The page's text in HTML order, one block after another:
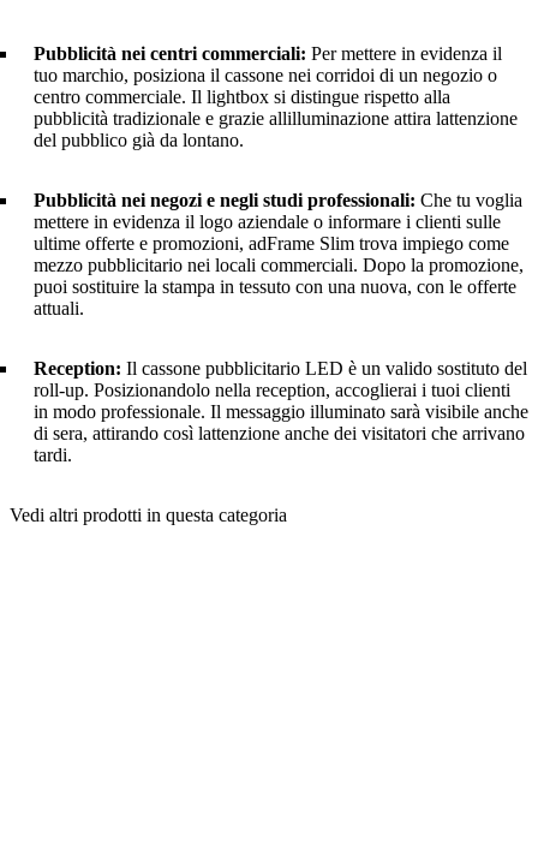
Pubblicità nei centri commerciali: Per mettere in evidenza il
tuo marchio, posiziona il cassone nei corridoi di un negozio o
centro commerciale. Il lightbox si distingue rispetto alla
pubblicità tradizionale e grazie allilluminazione attira lattenzione
del pubblico già da lontano.
Pubblicità nei negozi e negli studi professionali: Che tu voglia
mettere in evidenza il logo aziendale o informare i clienti sulle
ultime offerte e promozioni, adFrame Slim trova impiego come
mezzo pubblicitario nei locali commerciali. Dopo la promozione,
puoi sostituire la stampa in tessuto con una nuova, con le offerte
attuali.
Reception: Il cassone pubblicitario LED è un valido sostituto del
roll-up. Posizionandolo nella reception, accoglierai i tuoi clienti
in modo professionale. Il messaggio illuminato sarà visibile anche
di sera, attirando così lattenzione anche dei visitatori che arrivano
tardi.
Vedi altri prodotti in questa categoria